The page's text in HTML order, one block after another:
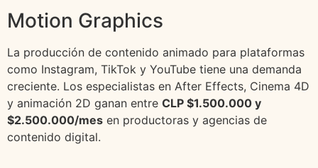
Motion Graphics
La producción de contenido animado para plataformas
como Instagram, TikTok y YouTube tiene una demanda
creciente. Los especialistas en After Effects, Cinema 4D
y animación 2D ganan entre CLP $1.500.000 y
$2.500.000/mes en productoras y agencias de
contenido digital.